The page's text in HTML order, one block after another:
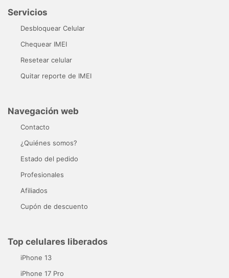
Servicios
Desbloquear Celular
Chequear IMEI
Resetear celular
Quitar reporte de IMEI
Navegación web
Contacto
¿Quiénes somos?
Estado del pedido
Profesionales
Afiliados
Cupón de descuento
Top celulares liberados
iPhone 13
iPhone 17 Pro